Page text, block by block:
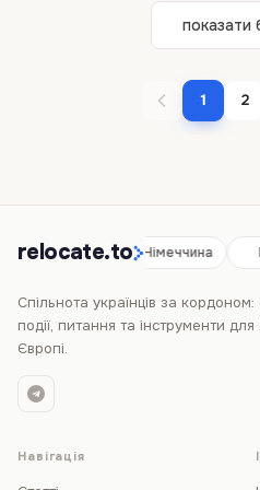
показати
1 2
relocate.to
Іспанія Німеччина
Спільнота українців за кордоном:
події, питання та інструменти для
Європі.
Навігація